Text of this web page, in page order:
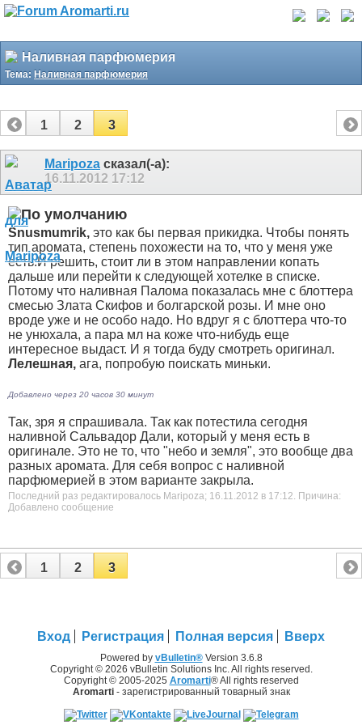
Наливная парфюмерия
Тема: Наливная парфюмерия
1 2 3
Maripoza сказал(-а):
16.11.2012 17:12
Snusmumrik, это как бы первая прикидка. Чтобы понять
тип аромата, степень похожести на то, что у меня уже
есть.И решить, стоит ли в этом направлении копать
дальше или перейти к следующей хотелке в списке.
Потому что наливная Палома показалась мне с блоттера
смесью Злата Скифов и болгарской розы. И мне оно
вроде уже и не особо надо. Но вдруг я с блоттера что-то
не унюхала, а пара мл на коже что-нибудь еще
интересное выдаст. И я тогда буду смотреть оригинал.
Лелешная, ага, попробую поискать миньки.
Добавлено через 20 часов 30 минут
Так, зря я спрашивала. Так как потестила сегодня
наливной Сальвадор Дали, который у меня есть в
оригинале. Это не то, что "небо и земля", это вообще два
разных аромата. Для себя вопрос с наливной
парфюмерией в этом варианте закрыла.
Последний раз редактировалось Maripoza; 16.11.2012 в 17:12. Причина:
Добавлено сообщение
1 2 3
Вход Регистрация Полная версия Вверх
Powered by vBulletin®Version 3.6.8
Copyright © 2026 vBulletin Solutions Inc. All rights reserved.
Copyright © 2005-2025 Aromarti® All rights reserved
Aromarti- зарегистрированный товарный знак